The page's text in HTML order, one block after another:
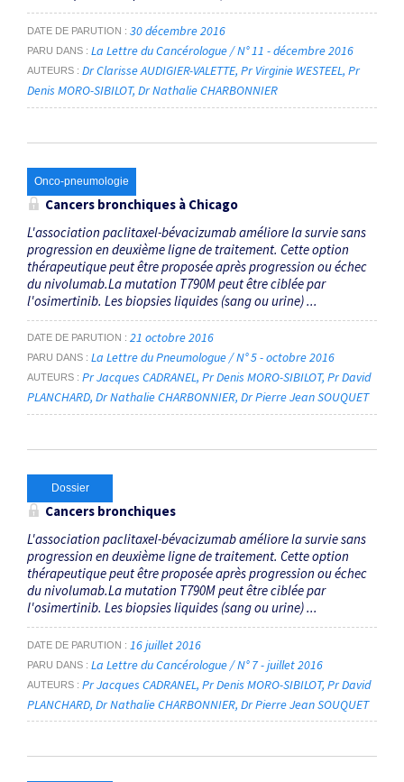
DATE DE PARUTION 30 décembre 2016
PARU DANS La Lettre du Cancérologue / N° 11 - décembre 2016
AUTEURS Dr Clarisse AUDIGIER-VALETTE Pr Virginie WESTEEL Pr
Denis MORO-SIBILOT Dr Nathalie CHARBONNIER
Onco-pneumologie
Cancers bronchiques à Chicago
L'association paclitaxel-bévacizumab améliore la survie sans
progression en deuxième ligne de traitement. Cette option
thérapeutique peut être proposée après progression ou échec
du nivolumab.La mutation T790M peut être ciblée par
l'osimertinib. Les biopsies liquides (sang ou urine) ...
DATE DE PARUTION 21 octobre 2016
PARU DANS La Lettre du Pneumologue / N° 5 - octobre 2016
AUTEURS Pr Jacques CADRANEL Pr Denis MORO-SIBILOT Pr David
PLANCHARD Dr Nathalie CHARBONNIER Dr Pierre Jean SOUQUET
Dossier
Cancers bronchiques
L'association paclitaxel-bévacizumab améliore la survie sans
progression en deuxième ligne de traitement. Cette option
thérapeutique peut être proposée après progression ou échec
du nivolumab.La mutation T790M peut être ciblée par
l'osimertinib. Les biopsies liquides (sang ou urine) ...
DATE DE PARUTION 16 juillet 2016
PARU DANS La Lettre du Cancérologue / N° 7 - juillet 2016
AUTEURS Pr Jacques CADRANEL Pr Denis MORO-SIBILOT Pr David
PLANCHARD Dr Nathalie CHARBONNIER Dr Pierre Jean SOUQUET